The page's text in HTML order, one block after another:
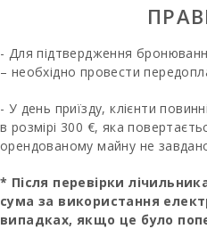
Пляж Torrent
des Revellar
Драконов1
пещери (km):
Кала Мільор
(км):
- Для підтвердження
– необхідно провести
- У день приїзду, клієнти
в розмірі 300 €, яка
орендованому майну не
* Після перевірки
сума за використання
випадках, якщо це було